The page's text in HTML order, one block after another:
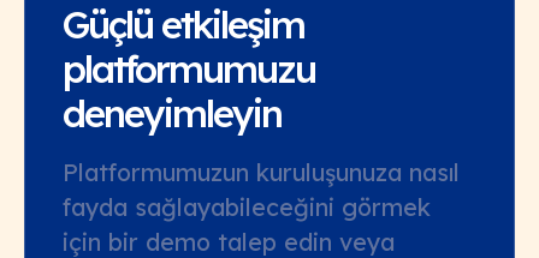
Güçlü etkileşim
platformumuzu
deneyimleyin
Platformumuzun kuruluşunuza nasıl
fayda sağlayabileceğini görmek
için bir demo talep edin veya